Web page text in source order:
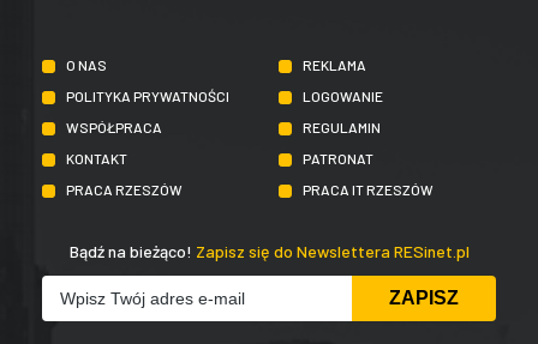
O NAS
REKLAMA
POLITYKA PRYWATNOŚCI
LOGOWANIE
WSPÓŁPRACA
REGULAMIN
KONTAKT
PATRONAT
PRACA RZESZÓW
PRACA IT RZESZÓW
Bądź na bieżąco! Zapisz się do Newslettera RESinet.pl